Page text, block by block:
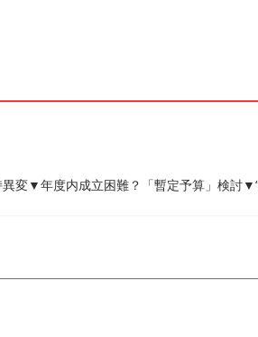
変▼年度内成立困難？「暫定予算」検討